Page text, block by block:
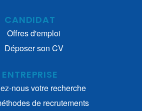
CANDIDAT
Offres d'emploi
Déposer son CV
ENTREPRISE
nous votre recherche
de recrutements